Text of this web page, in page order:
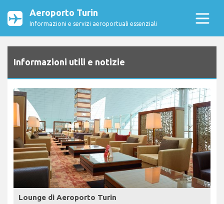
Aeroporto Turin
Informazioni e servizi aeroportuali essenziali
Informazioni utili e notizie
Lounge di Aeroporto Turin